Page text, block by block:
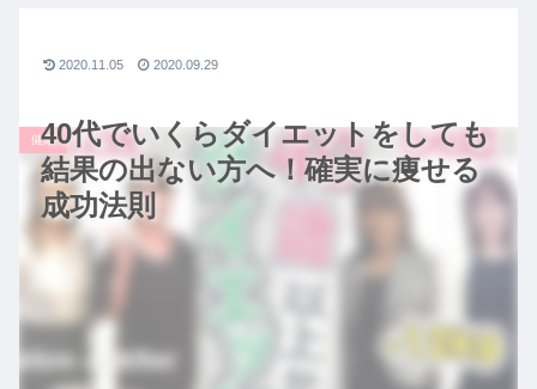
40代でいくらダイエットをしても
結果の出ない方へ！確実に痩せる
成功法則
健康
2020.11.05 2020.09.29